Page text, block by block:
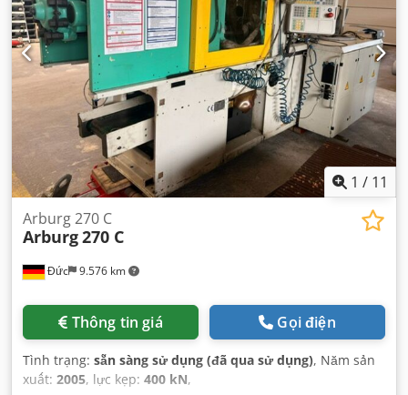
1 / 11
Đức 9.576 km
Arburg 270 C
Arburg270 C
Thông tin giá Gọi điện
Tình trạng: sẵn sàng sử dụng (đã qua sử dụng), Năm sản
xuất: 2005, lực kẹp: 400 kN,